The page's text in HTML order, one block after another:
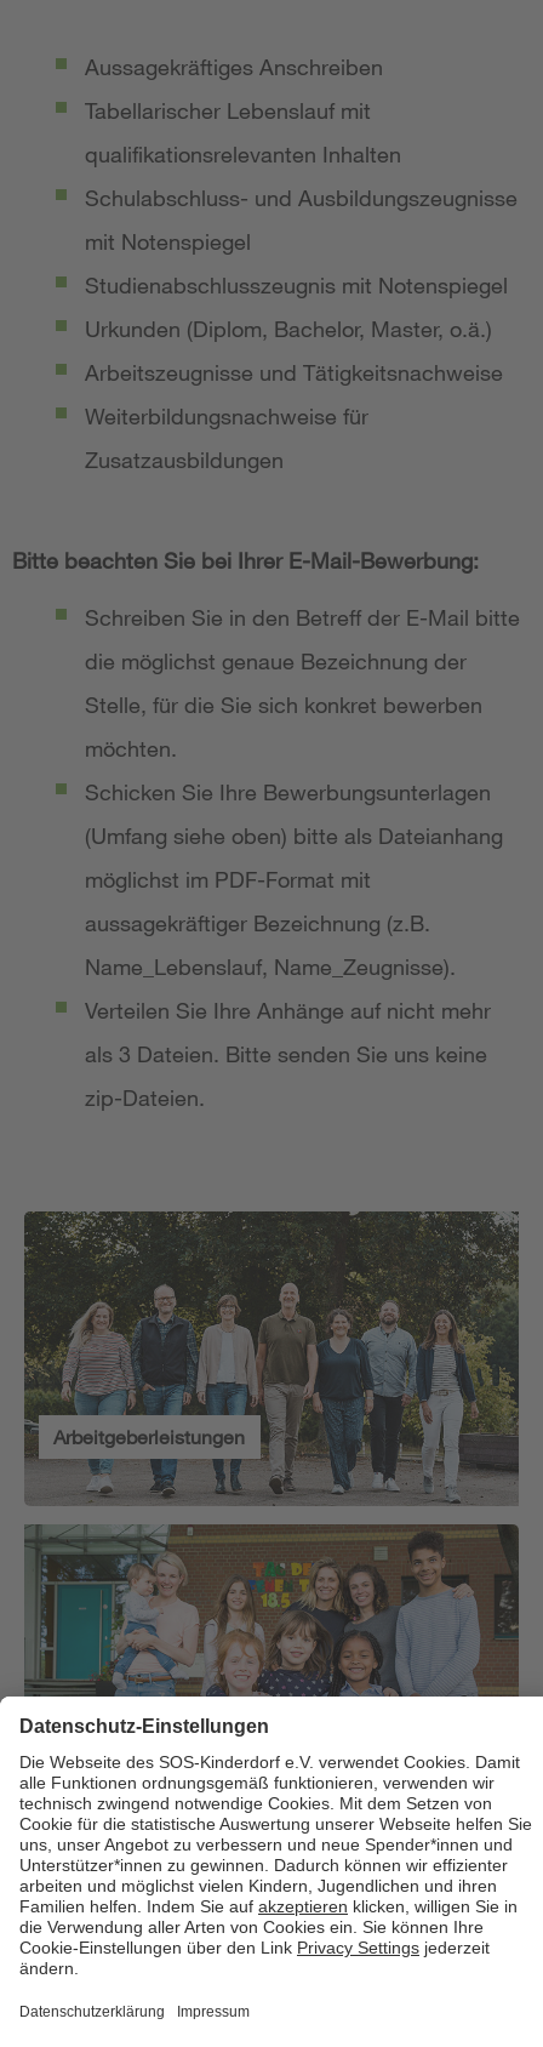
Aussagekräftiges Anschreiben
Tabellarischer Lebenslauf mit
qualifikationsrelevanten Inhalten
Schulabschluss- und Ausbildungszeugnisse
mit Notenspiegel
Studienabschlusszeugnis mit Notenspiegel
Urkunden (Diplom, Bachelor, Master, o.ä.)
Arbeitszeugnisse und Tätigkeitsnachweise
Weiterbildungsnachweise für
Zusatzausbildungen
Bitte beachten Sie bei Ihrer E-Mail-Bewerbung:
Schreiben Sie in den Betreff der E-Mail bitte
die möglichst genaue Bezeichnung der
Stelle, für die Sie sich konkret bewerben
möchten.
Schicken Sie Ihre Bewerbungsunterlagen
(Umfang siehe oben) bitte als Dateianhang
möglichst im PDF-Format mit
aussagekräftiger Bezeichnung (z.B.
Name_Lebenslauf, Name_Zeugnisse).
Verteilen Sie Ihre Anhänge auf nicht mehr
als 3 Dateien. Bitte senden Sie uns keine
zip-Dateien.
Arbeitgeberleistungen